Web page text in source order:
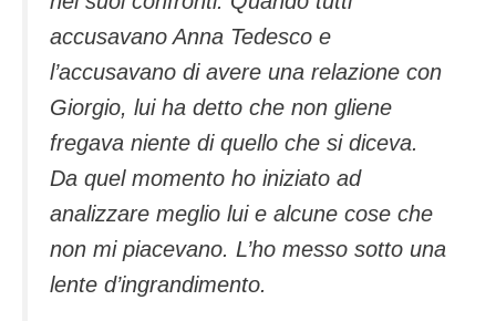
accusavano Anna Tedesco e
l’accusavano di avere una relazione con
Giorgio, lui ha detto che non gliene
fregava niente di quello che si diceva.
Da quel momento ho iniziato ad
analizzare meglio lui e alcune cose che
non mi piacevano. L’ho messo sotto una
lente d’ingrandimento.